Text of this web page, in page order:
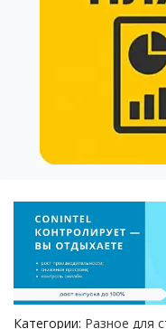
Категории: Разное для